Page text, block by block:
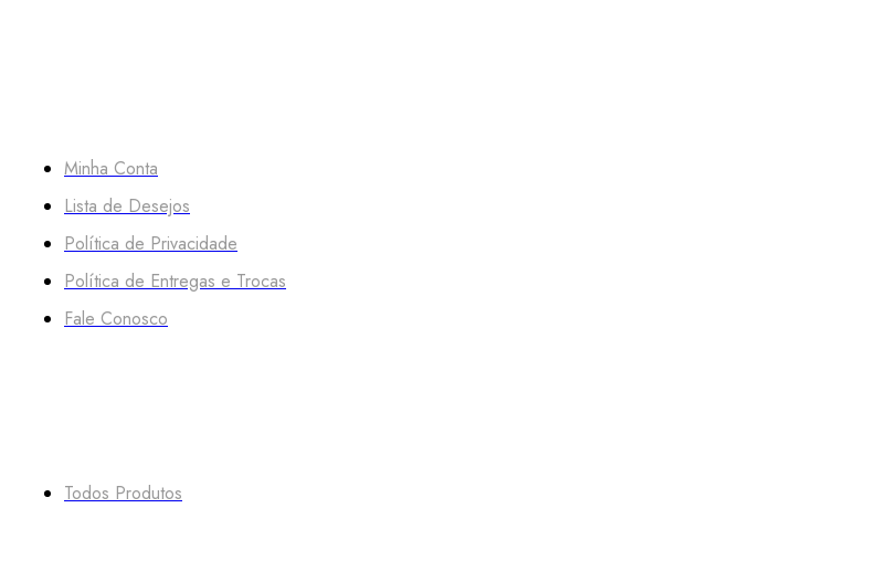
Minha Conta
Lista de Desejos
Política de Privacidade
Política de Entregas e Trocas
Fale Conosco
Todos Produtos